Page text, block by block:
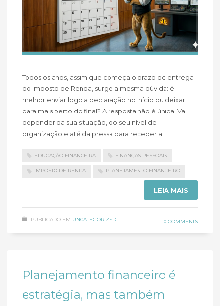
Todos os anos, assim que começa o prazo de entrega
do Imposto de Renda, surge a mesma dúvida: é
melhor enviar logo a declaração no início ou deixar
para mais perto do final? A resposta não é única. Vai
depender da sua situação, do seu nível de
organização e até da pressa para receber a
EDUCAÇÃO FINANCEIRA FINANÇAS PESSOAIS
IMPOSTO DE RENDA PLANEJAMENTO FINANCEIRO
LEIA MAIS
PUBLICADO EM UNCATEGORIZED 0 COMMENTS
Planejamento financeiro é
estratégia, mas também